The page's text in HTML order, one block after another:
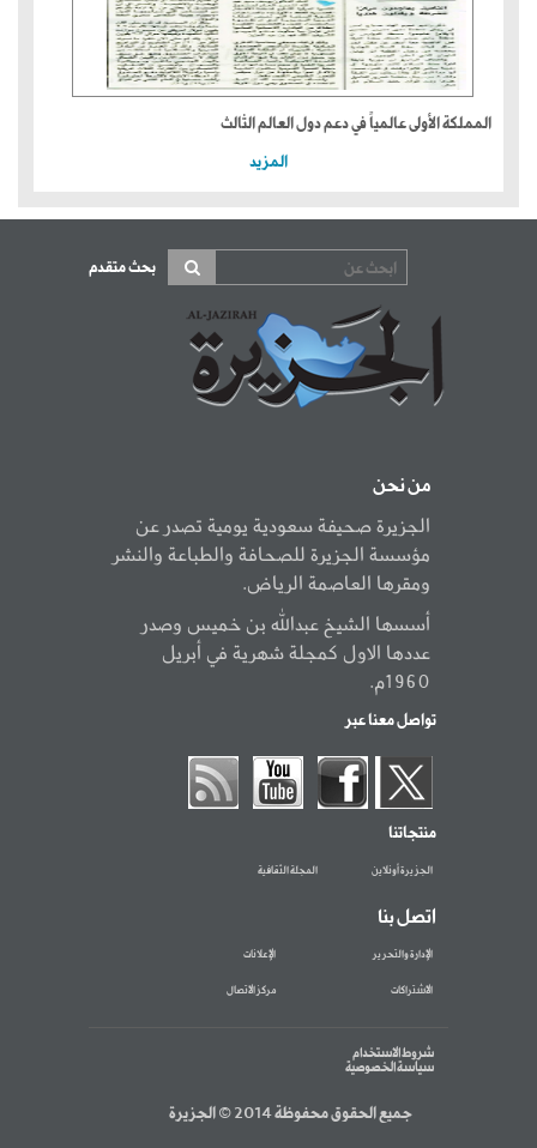
المملكة الأولى عالمياً في دعم دول العالم الثالث
المزيد
بحث متقدم
من نحن
الجزيرة صحيفة سعودية يومية تصدر عن
مؤسسة الجزيرة للصحافة والطباعة والنشر
ومقرها العاصمة الرياض.
أسسها الشيخ عبدالله بن خميس وصدر
عددها الاول كمجلة شهرية في أبريل
1960م.
تواصل معنا عبر
منتجاتنا
الجزيرة أونلاين المجلة الثقافية
اتصل بنا
الإدارة والتحرير الإعلانات
الاشتراكات مركز الاتصال
شروط الاستخدام
سياسة الخصوصية
جميع الحقوق محفوظة 2014 © الجزيرة